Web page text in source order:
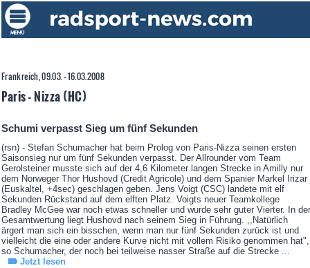
Frankreich, 09.03. - 16.03.2008
Paris - Nizza (HC)
Schumi verpasst Sieg um fünf Sekunden
(rsn) - Stefan Schumacher hat beim Prolog von Paris-Nizza seinen ersten
Saisonsieg nur um fünf Sekunden verpasst. Der Allrounder vom Team
Gerolsteiner musste sich auf der 4,6 Kilometer langen Strecke in Amilly nur
dem Norweger Thor Hushovd (Credit Agricole) und dem Spanier Markel Irizar
(Euskaltel, +4sec) geschlagen geben. Jens Voigt (CSC) landete mit elf
Sekunden Rückstand auf dem elften Platz. Voigts neuer Teamkollege
Bradley McGee war noch etwas schneller und wurde sehr guter Vierter. In der
Gesamtwertung liegt Hushovd nach seinem Sieg in Führung. ,,Natürlich
ärgert man sich ein bisschen, wenn man nur fünf Sekunden zurück ist und
vielleicht die eine oder andere Kurve nicht mit vollem Risiko genommen hat",
so Schumacher, der noch bei teilweise nasser Straße auf die Strecke ...
Jetzt lesen